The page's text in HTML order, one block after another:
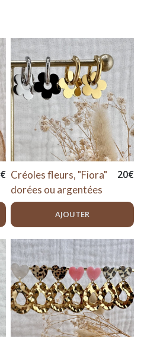
€ Créoles fleurs, "Fiora"
dorées ou argentées
20€
AJOUTER